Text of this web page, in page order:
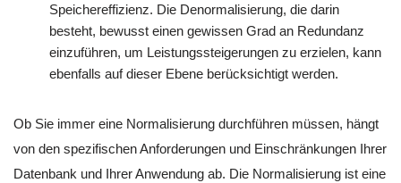
Speichereffizienz. Die Denormalisierung, die darin
besteht, bewusst einen gewissen Grad an Redundanz
einzuführen, um Leistungssteigerungen zu erzielen, kann
ebenfalls auf dieser Ebene berücksichtigt werden.
Ob Sie immer eine Normalisierung durchführen müssen, hängt
von den spezifischen Anforderungen und Einschränkungen Ihrer
Datenbank und Ihrer Anwendung ab. Die Normalisierung ist eine